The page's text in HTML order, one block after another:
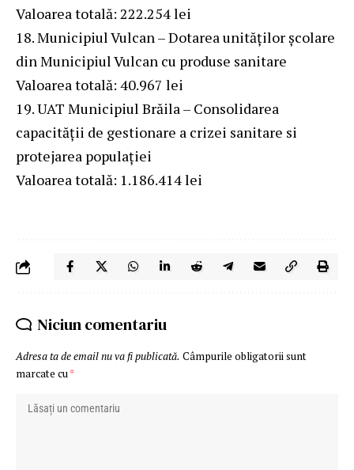
Valoarea totală: 222.254 lei
18. Municipiul Vulcan – Dotarea unităților școlare
din Municipiul Vulcan cu produse sanitare
Valoarea totală: 40.967 lei
19. UAT Municipiul Brăila – Consolidarea
capacității de gestionare a crizei sanitare si
protejarea populației
Valoarea totală: 1.186.414 lei
Niciun comentariu
Adresa ta de email nu va fi publicată. Câmpurile obligatorii sunt
marcate cu *